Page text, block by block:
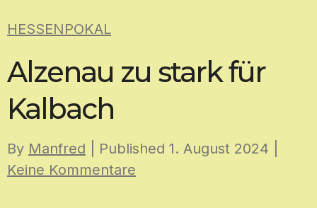
toHESSENPOKAL
Alzenau zu stark für
Kalbach
By Manfred | Published 1. August 2024
Keine Kommentare